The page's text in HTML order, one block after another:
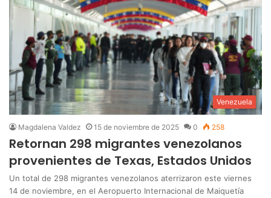
Venezuela
Magdalena Valdez 15 de noviembre de 2025 0 258
Retornan 298 migrantes venezolanos
provenientes de Texas, Estados Unidos
Un total de 298 migrantes venezolanos aterrizaron este viernes
14 de noviembre, en el Aeropuerto Internacional de Maiquetía